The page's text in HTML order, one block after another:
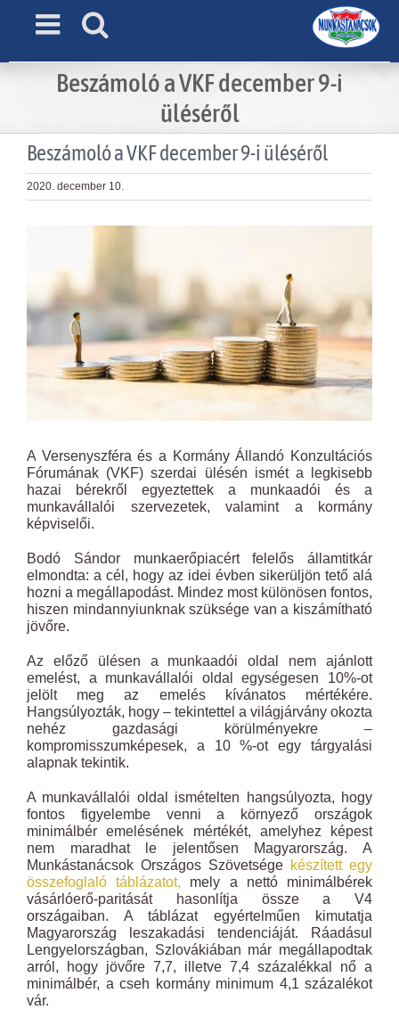
Beszámoló a VKF december 9-i
üléséről
Beszámoló a VKF december 9-i üléséről
2020. december 10.
Image
A Versenyszféra és a Kormány Állandó Konzultációs
Fórumának (VKF) szerdai ülésén ismét a legkisebb
hazai bérekről egyeztettek a munkaadói és a
munkavállalói szervezetek, valamint a kormány
képviselői.
Bodó Sándor munkaerőpiacért felelős államtitkár
elmondta: a cél, hogy az idei évben sikerüljön tető alá
hozni a megállapodást. Mindez most különösen fontos,
hiszen mindannyiunknak szüksége van a kiszámítható
jövőre.
Az előző ülésen a munkaadói oldal nem ajánlott
emelést, a munkavállalói oldal egységesen 10%-ot
jelölt meg az emelés kívánatos mértékére.
Hangsúlyozták, hogy – tekintettel a világjárvány okozta
nehéz gazdasági körülményekre –
kompromisszumképesek, a 10 %-ot egy tárgyalási
alapnak tekintik.
A munkavállalói oldal ismételten hangsúlyozta, hogy
fontos figyelembe venni a környező országok
minimálbér emelésének mértékét, amelyhez képest
nem maradhat le jelentősen Magyarország. A
Munkástanácsok Országos Szövetsége készített egy
összefoglaló táblázatot, mely a nettó minimálbérek
vásárlóerő-paritását hasonlítja össze a V4
országaiban. A táblázat egyértelműen kimutatja
Magyarország leszakadási tendenciáját. Ráadásul
Lengyelországban, Szlovákiában már megállapodtak
arról, hogy jövőre 7,7, illetve 7,4 százalékkal nő a
minimálbér, a cseh kormány minimum 4,1 százalékot
vár.